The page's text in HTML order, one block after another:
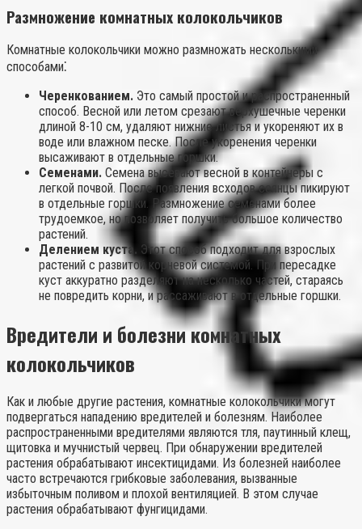
Размножение комнатных колокольчиков
Комнатные колокольчики можно размножать несколькими
способами⁚
Черенкованием. Это самый простой и распространенный
способ. Весной или летом срезают верхушечные черенки
длиной 8-10 см, удаляют нижние листья и укореняют их в
воде или влажном песке. После укоренения черенки
высаживают в отдельные горшки.
Семенами. Семена высевают весной в контейнеры с
легкой почвой. После появления всходов сеянцы пикируют
в отдельные горшки. Размножение семенами более
трудоемкое, но позволяет получить большое количество
растений.
Делением куста. Этот способ подходит для взрослых
растений с развитой корневой системой. При пересадке
куст аккуратно разделяют на несколько частей, стараясь
не повредить корни, и рассаживают в отдельные горшки.
Вредители и болезни комнатных
колокольчиков
Как и любые другие растения, комнатные колокольчики могут
подвергаться нападению вредителей и болезням. Наиболее
распространенными вредителями являются тля, паутинный клещ,
щитовка и мучнистый червец. При обнаружении вредителей
растения обрабатывают инсектицидами. Из болезней наиболее
часто встречаются грибковые заболевания, вызванные
избыточным поливом и плохой вентиляцией. В этом случае
растения обрабатывают фунгицидами.